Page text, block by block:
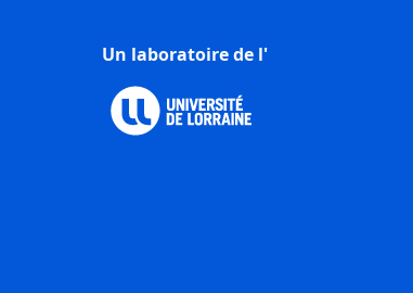
Un laboratoire de l'